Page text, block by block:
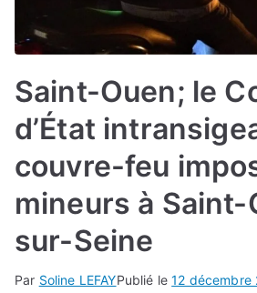
Saint-Ouen; le
d’État
couvre-feu
mineurs à Saint-
sur-Seine
Par Soline LEFAYPublié le12 décembre